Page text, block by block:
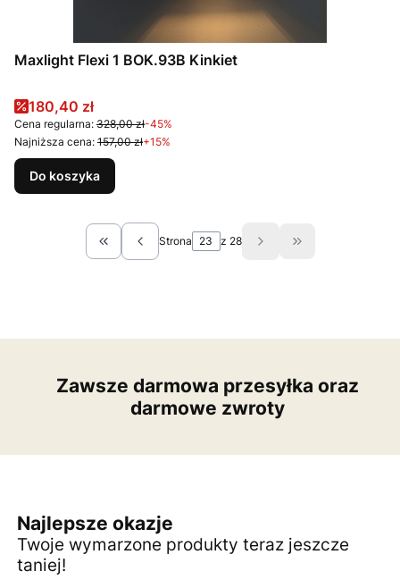
Maxlight Flexi 1 BOK.93B Kinkiet
Cena promocyjna
180,40 zł
Cena regularna: 328,00 zł-45%
Najniższa cena: 157,00 zł+15%
Do koszyka
Wróć do pierwszej strony z produktami
Strona z 28 Przejdź do
Zawsze darmowa przesyłka oraz
darmowe zwroty
Najlepsze okazje
Twoje wymarzone produkty teraz jeszcze
taniej!